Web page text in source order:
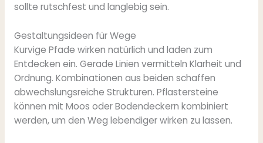
sollte rutschfest und langlebig sein.
Gestaltungsideen für Wege
Kurvige Pfade wirken natürlich und laden zum
Entdecken ein. Gerade Linien vermitteln Klarheit und
Ordnung. Kombinationen aus beiden schaffen
abwechslungsreiche Strukturen. Pflastersteine
können mit Moos oder Bodendeckern kombiniert
werden, um den Weg lebendiger wirken zu lassen.